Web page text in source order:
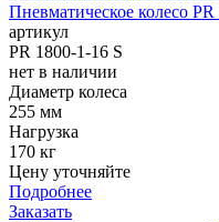
Пневматическое колесо PR
артикул
PR 1800-1-16 S
нет в наличии
Диаметр колеса
255 мм
Нагрузка
170 кг
Цену уточняйте
Подробнее
Заказать